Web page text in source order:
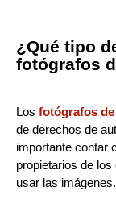
¿Qué tipo
fotógrafos
Los fotógrafos
de derechos de
importante contar
propietarios de
usar las imágenes.